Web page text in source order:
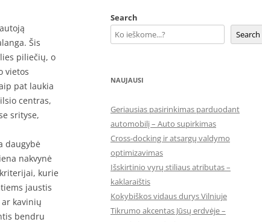
Šis
piliečių, o
vietos
pat laukia
centras,
srityse,
daugybė
nakvynė
kurie
jaustis
kavinių
bendru
Search
Search
NAUJAUSI
Geriausias pasirinkimas parduodant
automobilį – Auto supirkimas
Cross-docking ir atsargų valdymo
optimizavimas
Išskirtinio vyrų stiliaus atributas –
kaklaraištis
Kokybiškos vidaus durys Vilniuje
Tikrumo akcentas Jūsų erdvėje –